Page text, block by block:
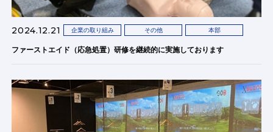
2024.12.21 企業の取り組み その他 本部
ファーストエイド（応急処置）研修を継続的に実施しております